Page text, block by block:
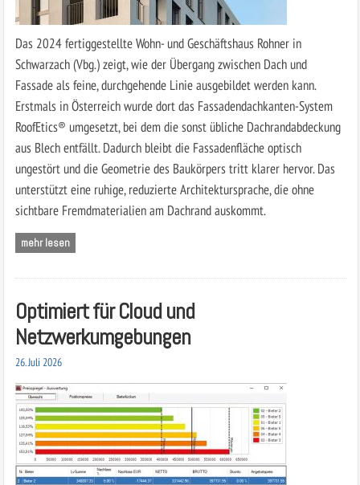
Das 2024 fertiggestellte Wohn- und Geschäftshaus Rohner in
Schwarzach (Vbg.) zeigt, wie der Übergang zwischen Dach und
Fassade als feine, durchgehende Linie ausgebildet werden kann.
Erstmals in Österreich wurde dort das Fassadendachkanten-System
RoofEtics® umgesetzt, bei dem die sonst übliche Dachrandabdeckung
aus Blech entfällt. Dadurch bleibt die Fassadenfläche optisch
ungestört und die Geometrie des Baukörpers tritt klarer hervor. Das
unterstützt eine ruhige, reduzierte Architektursprache, die ohne
sichtbare Fremdmaterialien am Dachrand auskommt.
mehr lesen
Optimiert für Cloud und
Netzwerkumgebungen
26. Juli 2026